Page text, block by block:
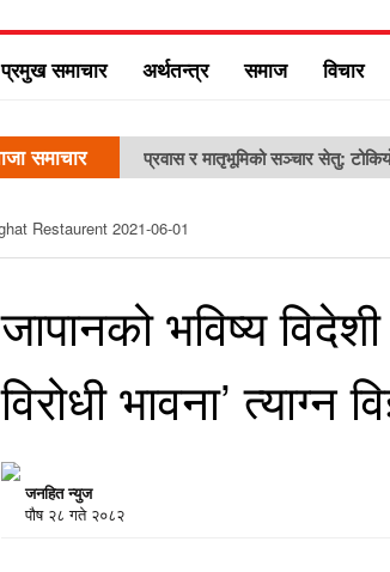
प्रमुख समाचार अर्थतन्त्र समाज विचार
समाचार प्रवास र मातृभूमिको सञ्चार सेतु:
जापानको भविष्य
विरोधी भावना’ त्याग्न
जनहित न्युज
पौष २८ गते २०८२